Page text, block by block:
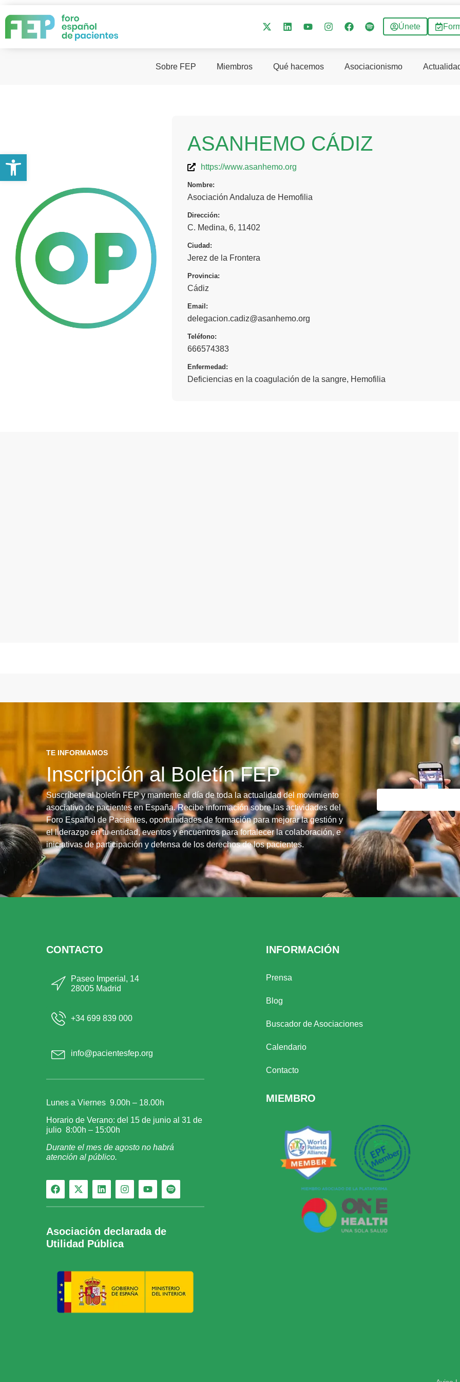
Únete
Sobre FEP Miembros Qué hacemos Asociacionismo
ASANHEMO CÁDIZ
https://www.asanhemo.org
Nombre:
Asociación Andaluza de Hemofilia
Dirección:
C. Medina, 6, 11402
Ciudad:
Jerez de la Frontera
Provincia:
Cádiz
Email:
delegacion.cadiz@asanhemo.org
Teléfono:
666574383
Enfermedad:
Deficiencias en la coagulación de la sangre, Hemofilia
TE INFORMAMOS
Inscripción al Boletín FEP
Suscríbete al boletín FEP y mantente al día de toda la actualidad del movimiento
asociativo de pacientes en España. Recibe información sobre las actividades del
Foro Español de Pacientes, oportunidades de formación para mejorar la gestión y
el liderazgo en tu entidad, eventos y encuentros para fortalecer la colaboración, e
iniciativas de participación y defensa de los derechos de los pacientes.
CONTACTO
Paseo Imperial, 14
28005 Madrid
+34 699 839 000
info@pacientesfep.org
Lunes a Viernes 9.00h – 18.00h
Horario de Verano: del 15 de junio al 31 de
julio 8:00h – 15:00h
Durante el mes de agosto no habrá
atención al público.
Asociación declarada de
Utilidad Pública
INFORMACIÓN
Prensa
Blog
Buscador de Asociaciones
Calendario
Contacto
MIEMBRO
Abrir barra de herramientas